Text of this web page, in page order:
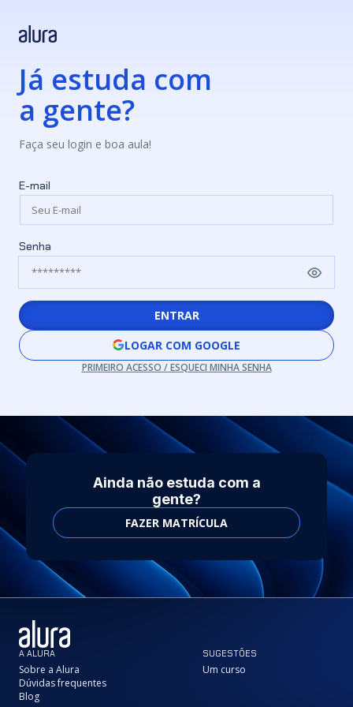
Já estuda com
a gente?
Faça seu login e boa aula!
E-mail
Senha
ENTRAR
LOGAR COM GOOGLE
PRIMEIRO ACESSO / ESQUECI MINHA SENHA
Ainda não estuda com a
gente?
FAZER MATRÍCULA
A ALURA
Sobre a Alura
Dúvidas frequentes
Blog
SUGESTÕES
Um curso